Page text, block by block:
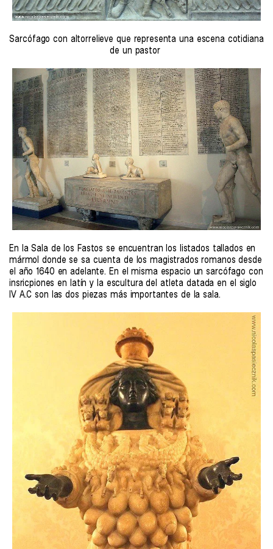
Sarcófago con altorrelieve que representa una escena cotidiana
de un pastor
En la Sala de los Fastos se encuentran los listados tallados en
mármol donde se sa cuenta de los magistrados romanos desde
el año 1640 en adelante. En el misma espacio un sarcófago con
insricpiones en latín y la escultura del atleta datada en el siglo
IV A.C son las dos piezas más importantes de la sala.